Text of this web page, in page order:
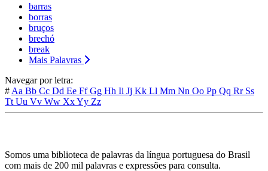
barras
borras
bruços
brechó
break
Mais Palavras
Navegar por letra:
# Aa Bb Cc Dd Ee FfGg Hh Ii Jj Kk Ll Mm Nn Oo Pp Qq Rr Ss
Tt Uu Vv Ww XxYy Zz
Somos uma biblioteca de palavras da língua portuguesa do Brasil
com mais de 200 mil palavras e expressões para consulta.